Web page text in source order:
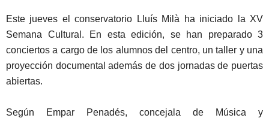
Este jueves el conservatorio Lluís Milà ha iniciado la XV
Semana Cultural. En esta edición, se han preparado 3
conciertos a cargo de los alumnos del centro, un taller y una
proyección documental además de dos jornadas de puertas
abiertas.
Según Empar Penadés, concejala de Música y